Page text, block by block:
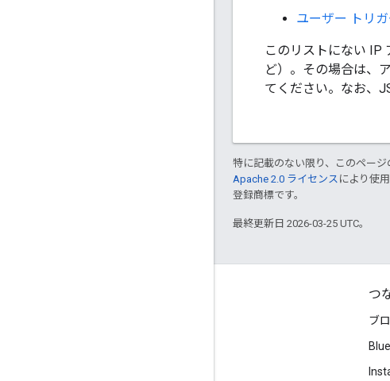
ユーザー トリ
このリストにない IP
ど）。その場合は、
てください。なお、
特に記載のない限り、このページ
Apache 2.0 ライセンス により使
登録商標です。
最終更新日 2026-03-25 UTC。
つ
ブ